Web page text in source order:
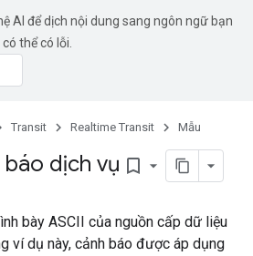
AI để dịch nội dung sang ngôn ngữ bạn
thể có lỗi.
Transit Realtime Transit Mẫu
dịch vụ bookmark_border
bày ASCII của nguồn cấp dữ liệu
ví dụ này, cảnh báo được áp dụng